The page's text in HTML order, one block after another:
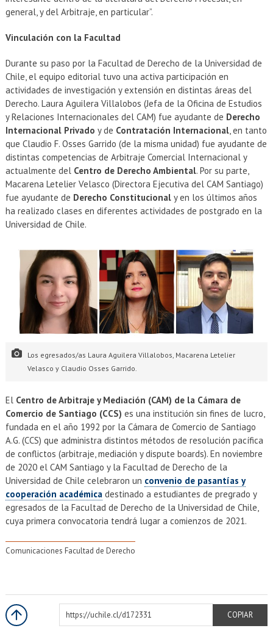
general, y del Arbitraje, en particular”.
Vinculación con la Facultad
Durante su paso por la Facultad de Derecho de la Universidad de
Chile, el equipo editorial tuvo una activa participación en
actividades de investigación y extensión en distintas áreas del
Derecho. Laura Aguilera Villalobos (Jefa de la Oficina de Estudios
y Relaciones Internacionales del CAM) fue ayudante de Derecho
Internacional Privado y de Contratación Internacional, en tanto
que Claudio F. Osses Garrido (de la misma unidad) fue ayudante de
distintas competencias de Arbitraje Comercial Internacional y
actualmente del Centro de Derecho Ambiental. Por su parte,
Macarena Letelier Velasco (Directora Ejecutiva del CAM Santiago)
fue ayudante de Derecho Constitucionaly en los últimos años
ha realizado clases en diferentes actividades de postgrado en la
Universidad de Chile.
Los egresados/as Laura Aguilera Villalobos, Macarena Letelier
Velasco y Claudio Osses Garrido.
El Centro de Arbitraje y Mediación (CAM) de la Cámara de
Comercio de Santiago (CCS) es una institución sin fines de lucro,
fundada en el año 1992 por la Cámara de Comercio de Santiago
A.G. (CCS) que administra distintos métodos de resolución pacífica
de conflictos (arbitraje, mediación y dispute boards). En noviembre
de 2020 el CAM Santiago y la Facultad de Derecho de la
Universidad de Chile celebraron un convenio de pasantías y
cooperación académica destinado a estudiantes de pregrado y
egresados de la Facultad de Derecho de la Universidad de Chile,
cuya primera convocatoria tendrá lugar a comienzos de 2021.
Comunicaciones Facultad de Derecho
https://uchile.cl/d172331
COPIAR